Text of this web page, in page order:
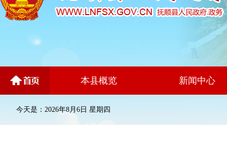
本县概览 新闻中心
今天是：2026年8月6日 星期四